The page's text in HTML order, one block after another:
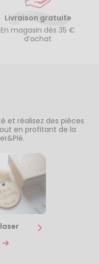
Livraison gratuite
En magasin dès 35 €
d’achat
et réalisez des pièces
en profitant de la